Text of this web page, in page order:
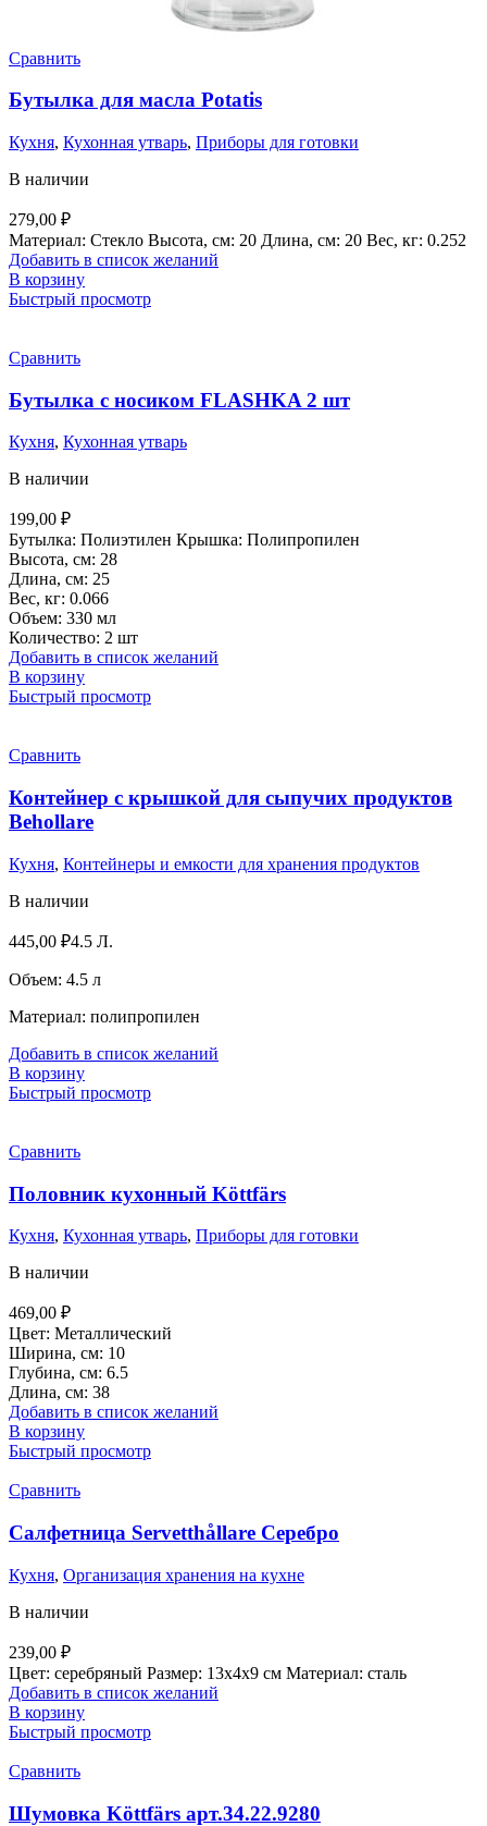
Сравнить
Бутылка для масла Potatis
Кухня, Кухонная утварь, Приборы для готовки
В наличии
279,00 ₽
Материал: Стекло Высота, см: 20 Длина, см: 20 Вес, кг: 0.252
Добавить в список желаний
В корзину
Быстрый просмотр
Сравнить
Бутылка с носиком FLASHKA 2 шт
Кухня, Кухонная утварь
В наличии
199,00 ₽
Бутылка: Полиэтилен Крышка: Полипропилен
Высота, см: 28
Длина, см: 25
Вес, кг: 0.066
Объем: 330 мл
Количество: 2 шт
Добавить в список желаний
В корзину
Быстрый просмотр
Сравнить
Контейнер с крышкой для сыпучих продуктов
Behоllare
Кухня, Контейнеры и емкости для хранения продуктов
В наличии
445,00 ₽4.5 Л.
Объем: 4.5 л
Материал: полипропилен
Добавить в список желаний
В корзину
Быстрый просмотр
Сравнить
Половник кухонный Köttfärs
Кухня, Кухонная утварь, Приборы для готовки
В наличии
469,00 ₽
Цвет: Металлический
Ширина, см: 10
Глубина, см: 6.5
Длина, см: 38
Добавить в список желаний
В корзину
Быстрый просмотр
Сравнить
Салфетница Servetthållare Серебро
Кухня, Организация хранения на кухне
В наличии
239,00 ₽
Цвет: серебряный Размер: 13х4х9 см Материал: сталь
Добавить в список желаний
В корзину
Быстрый просмотр
Сравнить
Шумовка Köttfärs арт.34.22.9280